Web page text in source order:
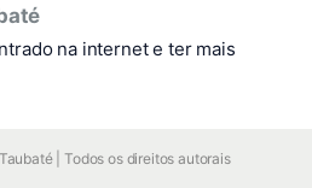
na internet e ter mais
| Todos os direitos autorais